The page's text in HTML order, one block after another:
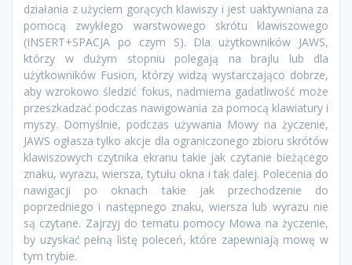
działania z użyciem gorących klawiszy i jest uaktywniana za
pomocą zwykłego warstwowego skrótu klawiszowego
(INSERT+SPACJA po czym S). Dla użytkowników JAWS,
którzy w dużym stopniu polegają na brajlu lub dla
użytkowników Fusion, którzy widzą wystarczająco dobrze,
aby wzrokowo śledzić fokus, nadmierna gadatliwość może
przeszkadzać podczas nawigowania za pomocą klawiatury i
myszy. Domyślnie, podczas używania Mowy na życzenie,
JAWS ogłasza tylko akcje dla ograniczonego zbioru skrótów
klawiszowych czytnika ekranu takie jak czytanie bieżącego
znaku, wyrazu, wiersza, tytułu okna i tak dalej. Polecenia do
nawigacji po oknach takie jak przechodzenie do
poprzedniego i następnego znaku, wiersza lub wyrazu nie
są czytane. Zajrzyj do tematu pomocy Mowa na życzenie,
by uzyskać pełną listę poleceń, które zapewniają mowę w
tym trybie.